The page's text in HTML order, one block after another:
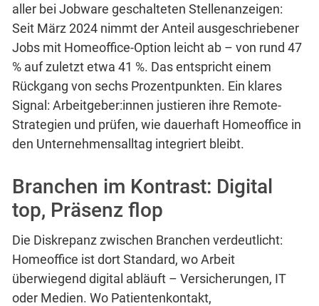
aller bei Jobware geschalteten Stellenanzeigen:
Seit März 2024 nimmt der Anteil ausgeschriebener
Jobs mit Homeoffice-Option leicht ab – von rund 47
% auf zuletzt etwa 41 %. Das entspricht einem
Rückgang von sechs Prozentpunkten. Ein klares
Signal: Arbeitgeber:innen justieren ihre Remote-
Strategien und prüfen, wie dauerhaft Homeoffice in
den Unternehmensalltag integriert bleibt.
Branchen im Kontrast: Digital
top, Präsenz flop
Die Diskrepanz zwischen Branchen verdeutlicht:
Homeoffice ist dort Standard, wo Arbeit
überwiegend digital abläuft – Versicherungen, IT
oder Medien. Wo Patientenkontakt,